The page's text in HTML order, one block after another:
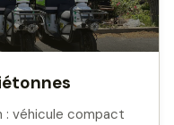
véhicule compact